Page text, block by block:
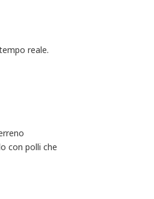
reale.
con polli che